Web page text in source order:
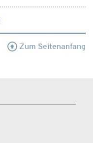
Zum Seitenanfang